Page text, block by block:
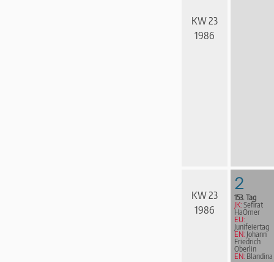
KW 23
1986
KW 23
1986
2
153. Tag
JK: Sefirat
HaOmer
EU:
Junifeiertag
EN: Johann
Friedrich
Oberlin
EN: Blandina